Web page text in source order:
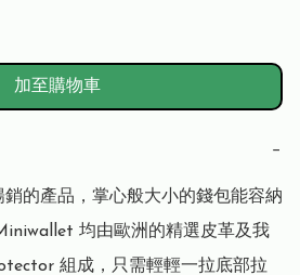
加至購物車
−
的產品，掌心般大小的錢包能容納
均由歐洲的精選皮革及我
組成，只需輕輕一拉底部拉